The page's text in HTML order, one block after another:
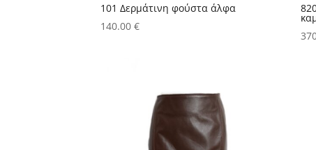
101 Δερμάτινη φούστα άλφα
140.00€